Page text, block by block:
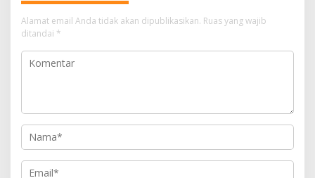
Alamat email Anda tidak akan dipublikasikan. Ruas yang wajib
ditandai *